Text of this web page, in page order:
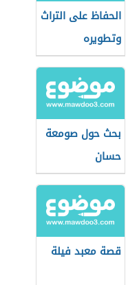
الحفاظ على التراث
وتطويره
بحث حول صومعة
حسان
قصة معبد فيلة